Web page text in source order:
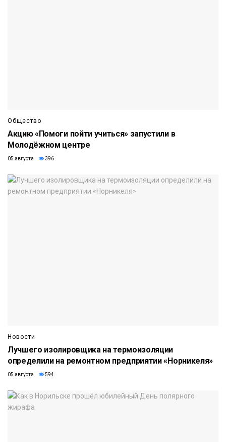
Общество
Акцию «Помоги пойти учиться» запустили в
Молодёжном центре
05 августа 396
Новости
Лучшего изолировщика на термоизоляции
определили на ремонтном предприятии «Норникеля»
05 августа 594